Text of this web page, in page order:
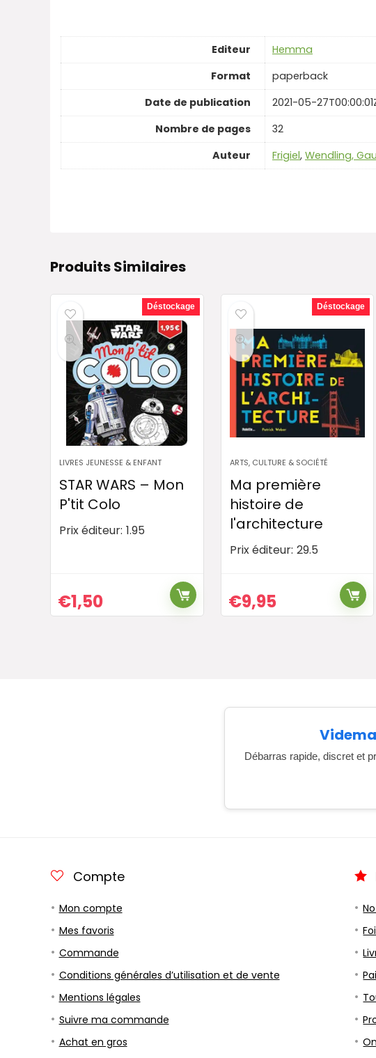
Editeur
Hemma
Format
paperback
Date de publication
2021-05-
Nombre de pages
32
Auteur
Frigiel, Wendling,
Produits Similaires
Déstockage
LIVRES JEUNESSE & ENFANT
STAR WARS – Mon
P'tit Colo
Prix éditeur: 1.95
€1,50
Déstockage
ARTS, CULTURE & SOCIÉTÉ
Ma première
histoire de
l'architecture
Prix éditeur: 29.5
€9,95
Débarras rapide, discret et
Compte
Mon compte
Mes favoris
Commande
Conditions générales d’utilisation et de vente
Mentions légales
Suivre ma commande
Achat en gros